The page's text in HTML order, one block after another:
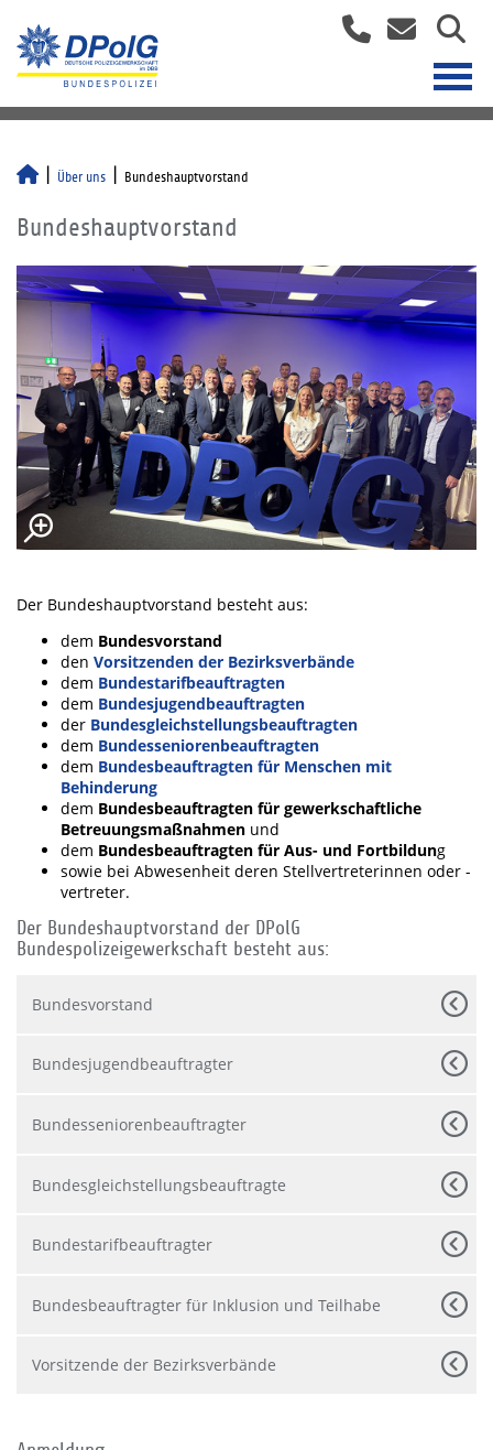
Über uns Bundeshauptvorstand
Bundeshauptvorstand
Der Bundeshauptvorstand besteht aus:
dem Bundesvorstand
den Vorsitzenden der Bezirksverbände
dem Bundestarifbeauftragten
dem Bundesjugendbeauftragten
der Bundesgleichstellungsbeauftragten
dem Bundesseniorenbeauftragten
dem Bundesbeauftragten für Menschen mit
Behinderung
dem Bundesbeauftragten für gewerkschaftliche
Betreuungsmaßnahmen und
dem Bundesbeauftragten für Aus- und Fortbildung
sowie bei Abwesenheit deren Stellvertreterinnen oder -
vertreter.
Der Bundeshauptvorstand der DPolG
Bundespolizeigewerkschaft besteht aus:
Bundesvorstand
Bundesjugendbeauftragter
Bundesseniorenbeauftragter
Bundesgleichstellungsbeauftragte
Bundestarifbeauftragter
Bundesbeauftragter für Inklusion und Teilhabe
Vorsitzende der Bezirksverbände